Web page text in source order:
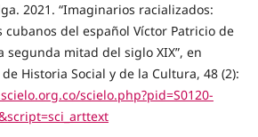
2021. “Imaginarios racializados:
del español Víctor Patricio de
segunda mitad del siglo XIX”, en
Historia Social y de la Cultura, 48 (2):
scielo.php?pid=S0120-